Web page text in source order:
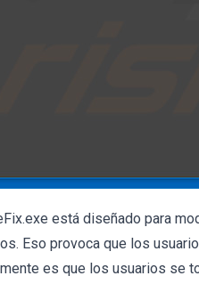
está diseñado para
Eso provoca que los
es que los usuarios se